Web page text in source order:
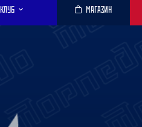
КЛУБ МАГАЗИН